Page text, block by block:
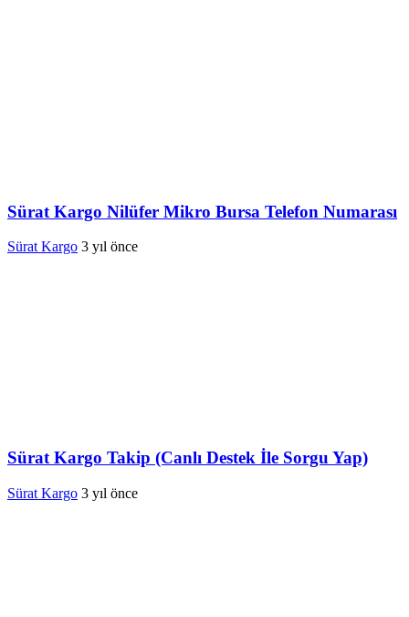
Sürat Kargo Nilüfer Mikro Bursa Telefon Numarası
Sürat Kargo 3 yıl önce
Sürat Kargo Takip (Canlı Destek İle Sorgu Yap)
Sürat Kargo 3 yıl önce